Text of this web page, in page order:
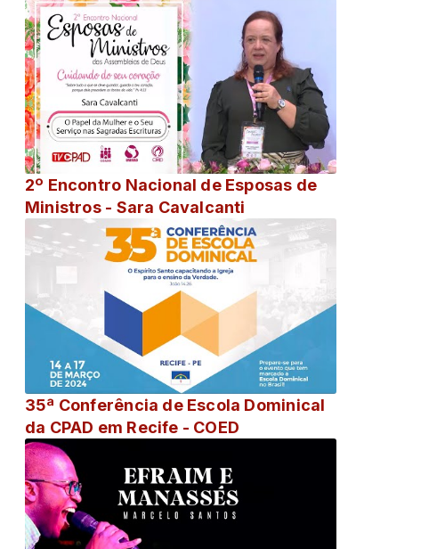
2º Encontro Nacional de Esposas de
Ministros - Sara Cavalcanti
35ª Conferência de Escola Dominical
da CPAD em Recife - COED